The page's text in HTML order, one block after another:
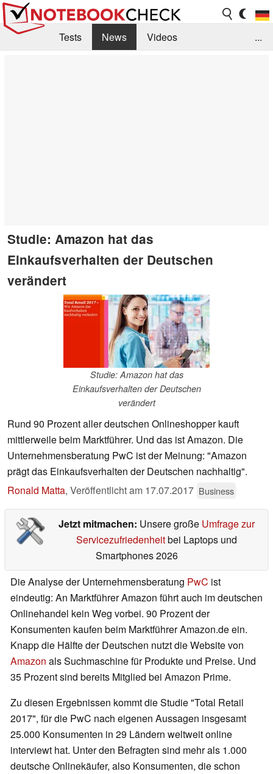
Tests News
Videos
...
Studie: Amazon hat das
Einkaufsverhalten der Deutschen
verändert
Studie: Amazon hat das
Einkaufsverhalten der Deutschen
verändert
Rund 90 Prozent aller deutschen Onlineshopper kauft
mittlerweile beim Marktführer. Und das ist Amazon. Die
Unternehmensberatung PwC ist der Meinung: "Amazon
prägt das Einkaufsverhalten der Deutschen nachhaltig".
Ronald Matta, Veröffentlicht am 17.07.2017 Business
Jetzt mitmachen: Unsere große Umfrage zur
Servicezufriedenheitbei Laptops und
Smartphones 2026
Die Analyse der Unternehmensberatung PwC ist
eindeutig: An Marktführer Amazon führt auch im deutschen
Onlinehandel kein Weg vorbei. 90 Prozent der
Konsumenten kaufen beim Marktführer Amazon.de ein.
Knapp die Hälfte der Deutschen nutzt die Website von
Amazon als Suchmaschine für Produkte und Preise. Und
35 Prozent sind bereits Mitglied bei Amazon Prime.
Zu diesen Ergebnissen kommt die Studie "Total Retail
2017", für die PwC nach eigenen Aussagen insgesamt
25.000 Konsumenten in 29 Ländern weltweit online
interviewt hat. Unter den Befragten sind mehr als 1.000
deutsche Onlinekäufer, also Konsumenten, die schon